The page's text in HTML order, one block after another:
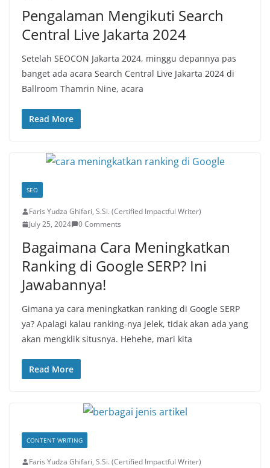
Pengalaman Mengikuti Search
Central Live Jakarta 2024
Setelah SEOCON Jakarta 2024, minggu depannya pas
banget ada acara Search Central Live Jakarta 2024 di
Ballroom Thamrin Nine, acara
Read More
SEO
Faris Yudza Ghifari, S.Si. (Certified Impactful Writer)
July 25, 2024
0 Comments
Bagaimana Cara Meningkatkan
Ranking di Google SERP? Ini
Jawabannya!
Gimana ya cara meningkatkan ranking di Google SERP
ya? Apalagi kalau ranking-nya jelek, tidak akan ada yang
akan mengklik situsnya. Hehehe, mari kita
Read More
CONTENT WRITING
Faris Yudza Ghifari, S.Si. (Certified Impactful Writer)